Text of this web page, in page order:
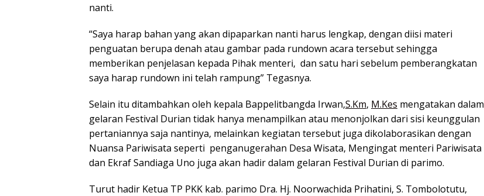
nanti.
“Saya harap bahan yang akan dipaparkan nanti harus lengkap, dengan diisi materi
penguatan berupa denah atau gambar pada rundown acara tersebut sehingga
memberikan penjelasan kepada Pihak menteri, dan satu hari sebelum pemberangkatan
saya harap rundown ini telah rampung” Tegasnya.
Selain itu ditambahkan oleh kepala Bappelitbangda Irwan,S.Km, M.Kes mengatakan dalam
gelaran Festival Durian tidak hanya menampilkan atau menonjolkan dari sisi keunggulan
pertaniannya saja nantinya, melainkan kegiatan tersebut juga dikolaborasikan dengan
Nuansa Pariwisata seperti penganugerahan Desa Wisata, Mengingat menteri Pariwisata
dan Ekraf Sandiaga Uno juga akan hadir dalam gelaran Festival Durian di parimo.
Turut hadir Ketua TP PKK kab. parimo Dra. Hj. Noorwachida Prihatini, S. Tombolotutu,